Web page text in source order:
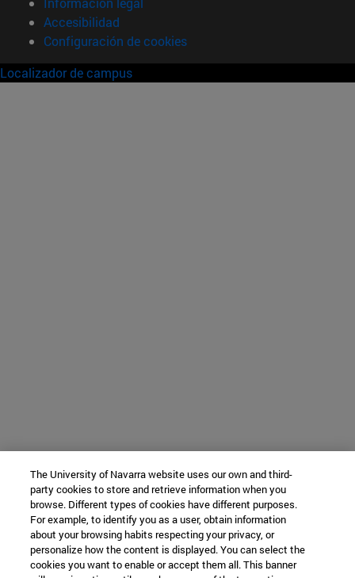
Accesibilidad
Configuración de cookies
Localizador de campus
The University of Navarra website uses our own and third-
party cookies to store and retrieve information when you
browse. Different types of cookies have different purposes.
For example, to identify you as a user, obtain information
about your browsing habits respecting your privacy, or
personalize how the content is displayed. You can select the
cookies you want to enable or accept them all. This banner